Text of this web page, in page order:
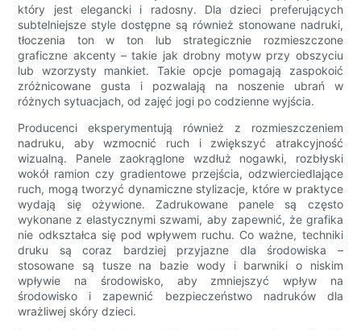
który jest elegancki i radosny. Dla dzieci preferujących
subtelniejsze style dostępne są również stonowane nadruki,
tłoczenia ton w ton lub strategicznie rozmieszczone
graficzne akcenty – takie jak drobny motyw przy obszyciu
lub wzorzysty mankiet. Takie opcje pomagają zaspokoić
zróżnicowane gusta i pozwalają na noszenie ubrań w
różnych sytuacjach, od zajęć jogi po codzienne wyjścia.
Producenci eksperymentują również z rozmieszczeniem
nadruku, aby wzmocnić ruch i zwiększyć atrakcyjność
wizualną. Panele zaokrąglone wzdłuż nogawki, rozbłyski
wokół ramion czy gradientowe przejścia, odzwierciedlające
ruch, mogą tworzyć dynamiczne stylizacje, które w praktyce
wydają się ożywione. Zadrukowane panele są często
wykonane z elastycznymi szwami, aby zapewnić, że grafika
nie odkształca się pod wpływem ruchu. Co ważne, techniki
druku są coraz bardziej przyjazne dla środowiska –
stosowane są tusze na bazie wody i barwniki o niskim
wpływie na środowisko, aby zmniejszyć wpływ na
środowisko i zapewnić bezpieczeństwo nadruków dla
wrażliwej skóry dzieci.